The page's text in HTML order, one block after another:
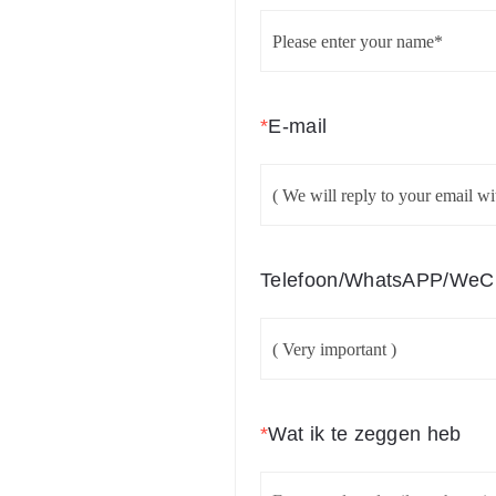
*E-mail
Telefoon/WhatsAPP/
*Wat ik te zeggen heb